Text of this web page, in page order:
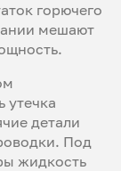
горючего
мешают
утечка
детали
Под
жидкость